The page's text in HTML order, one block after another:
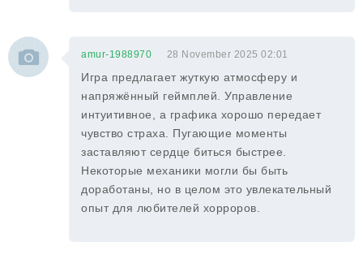
amur-1988970 28 November 2025 02:01
Игра предлагает жуткую атмосферу и
напряжённый геймплей. Управление
интуитивное, а графика хорошо передает
чувство страха. Пугающие моменты
заставляют сердце биться быстрее.
Некоторые механики могли бы быть
доработаны, но в целом это увлекательный
опыт для любителей хорроров.